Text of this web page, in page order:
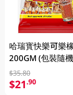
哈瑞寳快樂可樂
200GM (包裝隨
$35.80
$21.90